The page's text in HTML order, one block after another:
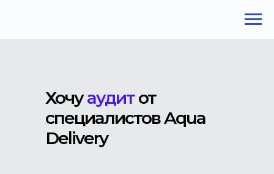
Хочуаудитот
специалистов Aqua
Delivery